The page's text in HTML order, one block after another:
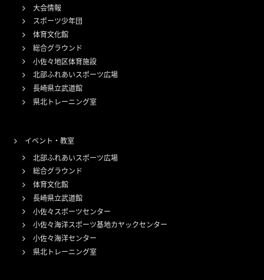
大会情報
スポーツ少年団
体育文化館
総合グラウンド
小佐々地区体育施設
北部ふれあいスポーツ広場
長崎県立武道館
県北トレーニング室
イベント・教室
北部ふれあいスポーツ広場
総合グラウンド
体育文化館
長崎県立武道館
小佐々スポーツセンター
小佐々海洋スポーツ基地カヤックセンター
小佐々海洋センター
県北トレーニング室